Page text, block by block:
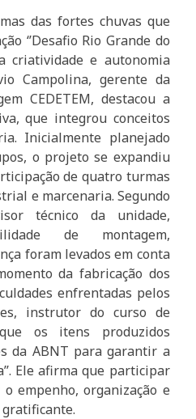
das fortes chuvas que
‘’Desafio Rio Grande do
criatividade e autonomia
Campolina, gerente da
CEDETEM, destacou a
que integrou conceitos
Inicialmente planejado
o projeto se expandiu
de quatro turmas
e marcenaria. Segundo
técnico da unidade,
de montagem,
foram levados em conta
da fabricação dos
enfrentadas pelos
instrutor do curso de
os itens produzidos
da ABNT para garantir a
Ele afirma que participar
empenho, organização e